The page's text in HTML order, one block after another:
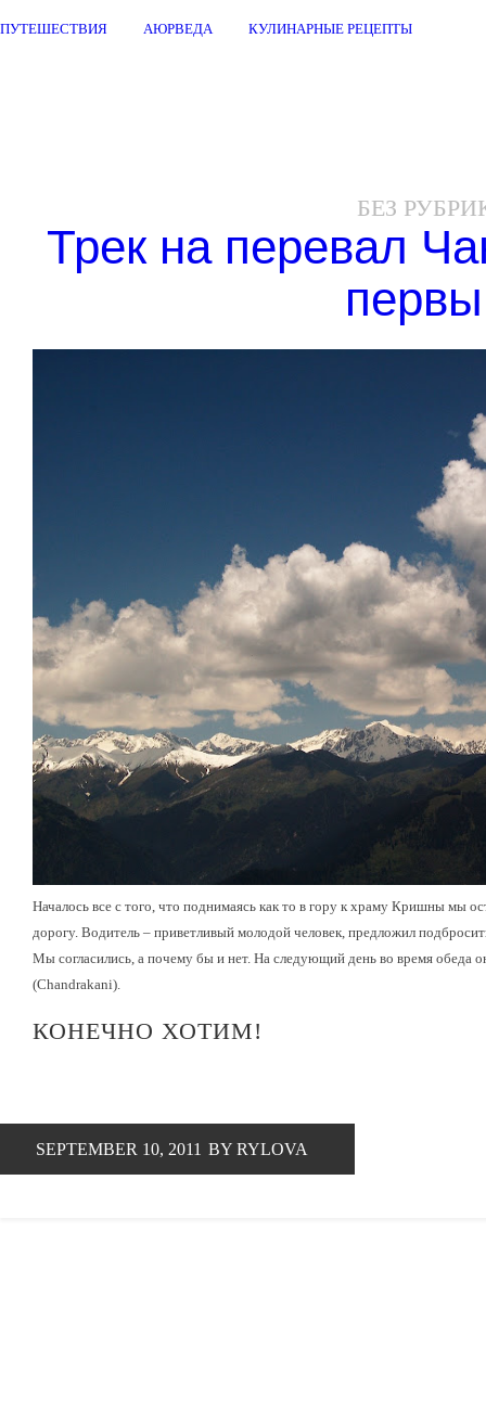
ПУТЕШЕСТВИЯ АЮРВЕДА КУЛИНАРНЫЕ РЕЦЕПТЫ
БЕЗ
Трек на перевал
Началось все с того, что поднимаясь как то в гору к храму Кришны
дорогу. Водитель – приветливый молодой человек, предложил
Мы согласились, а почему бы и нет. На следующий день во время обеда
(Chandrakani).
КОНЕЧНО ХОТИМ!
SEPTEMBER 10, 2011 BY RYLOVA